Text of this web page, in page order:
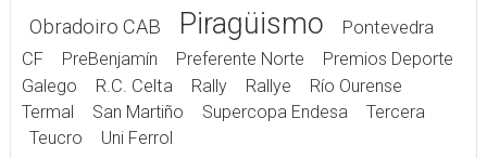
Obradoiro CAB Piragüismo
Pontevedra
CF
PreBenjamín Preferente Norte
Premios Deporte
Galego
R.C. Celta Rally Rallye
Río Ourense
Termal
San Martiño Supercopa Endesa
Tercera
Teucro
Uni Ferrol